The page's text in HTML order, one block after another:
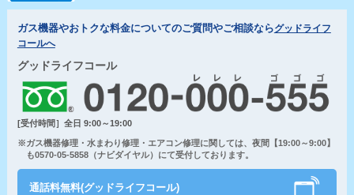
ガス機器やおトクな料金についてのご質問やご相談ならグッドライフ
コールへ
グッドライフコール
[受付時間］全日 9:00～19:00
※ガス機器修理・水まわり修理・エアコン修理に関しては、夜間【19:00～9:00】
も0570-05-5858（ナビダイヤル）にて受付しております。
通話料無料(グッドライフコール)